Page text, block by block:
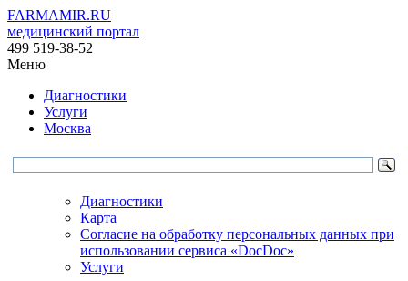
FARMAMIR.RU
медицинский портал
499 519-38-52
Меню
Диагностики
Услуги
Москва
Диагностики
Карта
Согласие на обработку персональных данных при
использовании сервиса «DocDoc»
Услуги